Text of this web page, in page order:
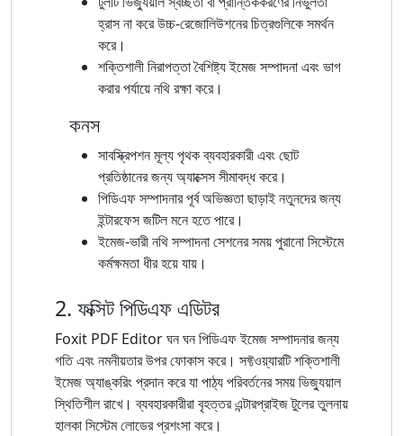
হ্রাস না করে উচ্চ-রেজোলিউশনের চিত্রগুলিকে সমর্থন
করে।
শক্তিশালী নিরাপত্তা বৈশিষ্ট্য ইমেজ সম্পাদনা এবং ভাগ
করার পর্যায়ে নথি রক্ষা করে।
কনস
সাবস্ক্রিপশন মূল্য পৃথক ব্যবহারকারী এবং ছোট
প্রতিষ্ঠানের জন্য অ্যাক্সেস সীমাবদ্ধ করে।
পিডিএফ সম্পাদনার পূর্ব অভিজ্ঞতা ছাড়াই নতুনদের জন্য
ইন্টারফেস জটিল মনে হতে পারে।
ইমেজ-ভারী নথি সম্পাদনা সেশনের সময় পুরানো সিস্টেমে
কর্মক্ষমতা ধীর হয়ে যায়।
2. ফক্সিট পিডিএফ এডিটর
Foxit PDF Editor ঘন ঘন পিডিএফ ইমেজ সম্পাদনার জন্য
গতি এবং নমনীয়তার উপর ফোকাস করে। সফ্টওয়্যারটি শক্তিশালী
ইমেজ অ্যাঙ্করিং প্রদান করে যা পাঠ্য পরিবর্তনের সময় ভিজ্যুয়াল
স্থিতিশীল রাখে। ব্যবহারকারীরা বৃহত্তর এন্টারপ্রাইজ টুলের তুলনায়
হালকা সিস্টেম লোডের প্রশংসা করে।